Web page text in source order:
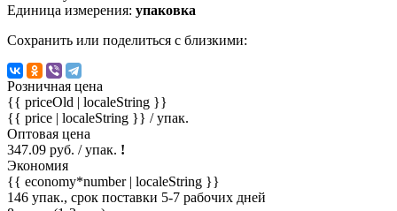
Единица измерения: упаковка
Сохранить или поделиться с близкими:
Розничная цена
{{ priceOld | localeString }}
{{ price | localeString }} / упак.
Оптовая цена
347.09 руб. / упак. !
Экономия
{{ economy*number | localeString }}
146 упак., срок поставки 5-7 рабочих дней